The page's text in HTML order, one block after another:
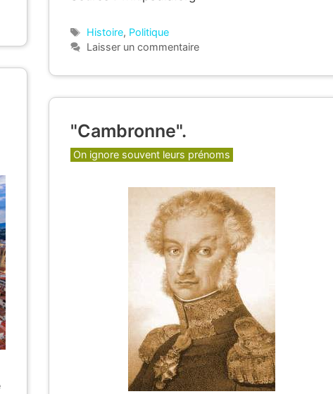
Étiquettes
Histoire, Politique
Laisser un commentaire
"Cambronne".
Catégories
On ignore souvent leurs prénoms